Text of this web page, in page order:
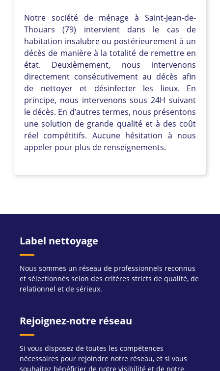
Notre société de ménage à Saint-Jean-de-
Thouars (79) intervient dans le cas de
habitation insalubre ou postérieurement à un
décès de manière à la totalité de remettre en
état. Deuxièmement, nous intervenons
directement consécutivement au décès afin
de nettoyer et désinfecter les lieux. En
principe, nous intervenons sous 24H suivant
le décès. En d’autres termes, nous présentons
une solution de grande qualité et à des coût
réel compétitifs. Aucune hésitation à nous
appeler pour plus de renseignements.
Label nettoyage
Nous sommes un réseau de professionnels reconnus
et sélectionnés selon des critères stricts de qualité, de
relationnel et de sérieux.
Rejoignez-notre réseau
Si vous disposez de toutes les compétences
nécessaires pour rejoindre notre réseau, et si vous
souhaitez bénéficier de notre visibilité et de notre